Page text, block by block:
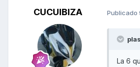
CUCUIBIZA Publicado
La 6